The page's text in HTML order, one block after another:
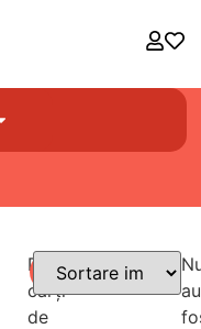
Descoperă
cărți
de
Filtre
au